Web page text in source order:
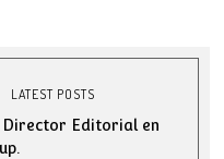
LATEST POSTS
Director Editorial en